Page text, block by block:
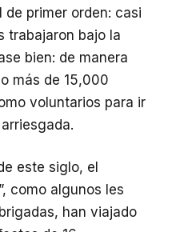
primer orden: casi
trabajaron bajo la
bien: de manera
más de 15,000
voluntarios para ir
este siglo, el
como algunos les
han viajado